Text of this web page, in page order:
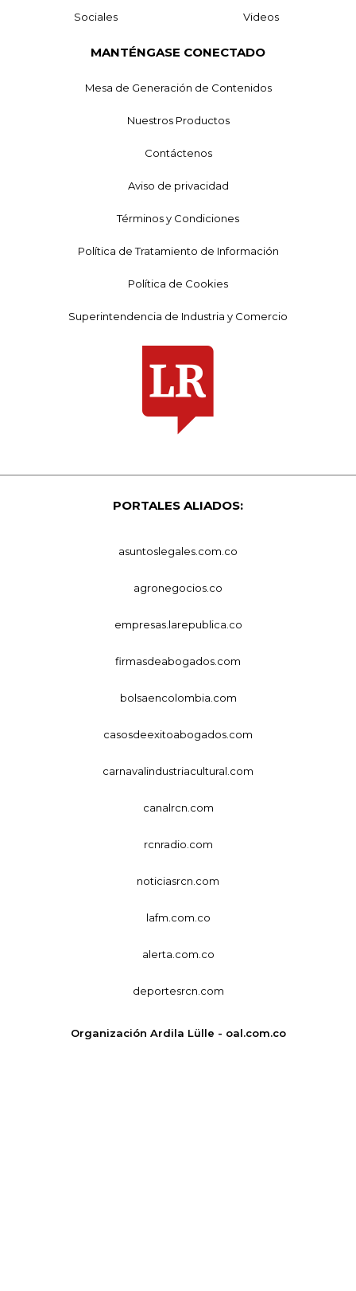
Sociales Videos
MANTÉNGASE CONECTADO
Mesa de Generación de Contenidos
Nuestros Productos
Contáctenos
Aviso de privacidad
Términos y Condiciones
Política de Tratamiento de Información
Política de Cookies
Superintendencia de Industria y Comercio
PORTALES ALIADOS:
asuntoslegales.com.co
agronegocios.co
empresas.larepublica.co
firmasdeabogados.com
bolsaencolombia.com
casosdeexitoabogados.com
carnavalindustriacultural.com
canalrcn.com
rcnradio.com
noticiasrcn.com
lafm.com.co
alerta.com.co
deportesrcn.com
Organización Ardila Lülle - oal.com.co